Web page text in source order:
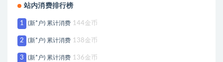
站内消费排行榜
1 (新*户) 累计消费 144金币
2 (新*户) 累计消费 138金币
3 (新*户) 累计消费 136金币